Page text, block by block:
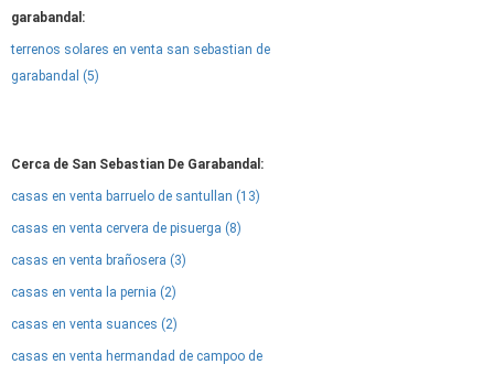
garabandal:
terrenos solares en venta san sebastian de
garabandal (5)
Cerca de San Sebastian De Garabandal:
casas en venta barruelo de santullan (13)
casas en venta cervera de pisuerga (8)
casas en venta brañosera (3)
casas en venta la pernia (2)
casas en venta suances (2)
casas en venta hermandad de campoo de